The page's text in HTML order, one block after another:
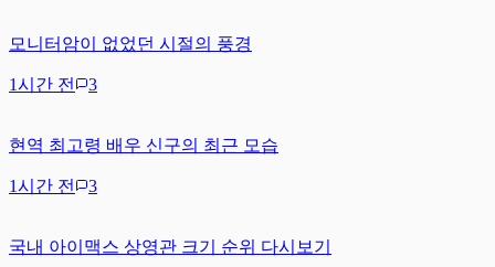
모니터암이 없었던 시절의 풍경
1시간 전 3
현역 최고령 배우 신구의 최근 모습
1시간 전 3
국내 아이맥스 상영관 크기 순위 다시보기